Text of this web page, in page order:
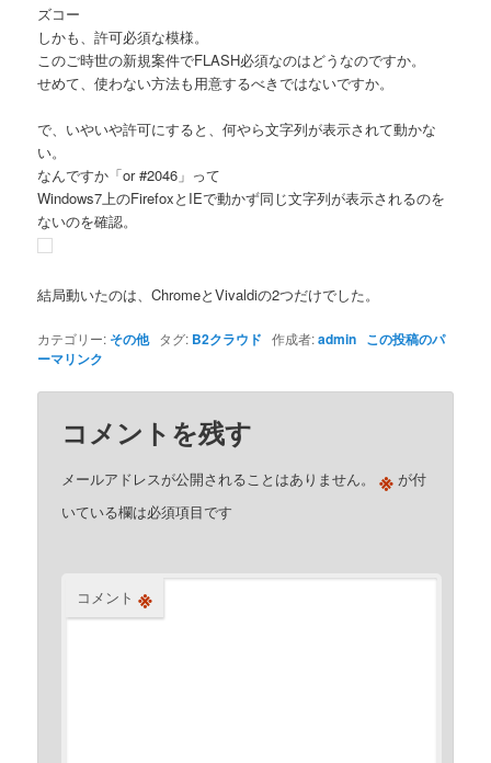
ズコー
しかも、許可必須な模様。
このご時世の新規案件でFLASH必須なのはどうなのですか。
せめて、使わない方法も用意するべきではないですか。
で、いやいや許可にすると、何やら文字列が表示されて動かな
い。
なんですか「or #2046」って
Windows7上のFirefoxとIEで動かず同じ文字列が表示されるのを
ないのを確認。
結局動いたのは、ChromeとVivaldiの2つだけでした。
カテゴリー: その他タグ: B2クラウド 作成者:admin この投稿のパ
ーマリンク
コメントを残す
メールアドレスが公開されることはありません。 ※ が付
いている欄は必須項目です
コメント ※